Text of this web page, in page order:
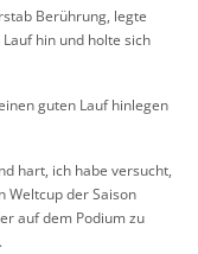
Berührung, legte
hin und holte sich
guten Lauf hinlegen
hart, ich habe versucht,
Weltcup der Saison
auf dem Podium zu